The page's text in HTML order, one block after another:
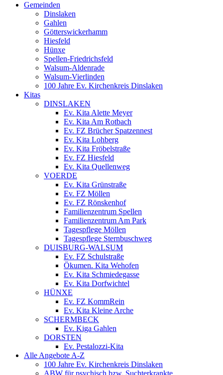
Gemeinden
Dinslaken
Gahlen
Götterswickerhamm
Hiesfeld
Hünxe
Spellen-Friedrichsfeld
Walsum-Aldenrade
Walsum-Vierlinden
100 Jahre Ev. Kirchenkreis Dinslaken
Kitas
DINSLAKEN
Ev. Kita Alette Meyer
Ev. Kita Am Rotbach
Ev. FZ Brücher Spatzennest
Ev. Kita Lohberg
Ev. Kita Fröbelstraße
Ev. FZ Hiesfeld
Ev. Kita Quellenweg
VOERDE
Ev. Kita Grünstraße
Ev. FZ Möllen
Ev. FZ Rönskenhof
Familienzentrum Spellen
Familienzentrum Am Park
Tagespflege Möllen
Tagespflege Sternbuschweg
DUISBURG-WALSUM
Ev. FZ Schulstraße
Ökumen. Kita Wehofen
Ev. Kita Schmiedegasse
Ev. Kita Dorfwichtel
HÜNXE
Ev. FZ KommRein
Ev. Kita Kleine Arche
SCHERMBECK
Ev. Kiga Gahlen
DORSTEN
Ev. Pestalozzi-Kita
Alle Angebote A-Z
100 Jahre Ev. Kirchenkreis Dinslaken
ABW für psychisch bzw. Suchterkrankte